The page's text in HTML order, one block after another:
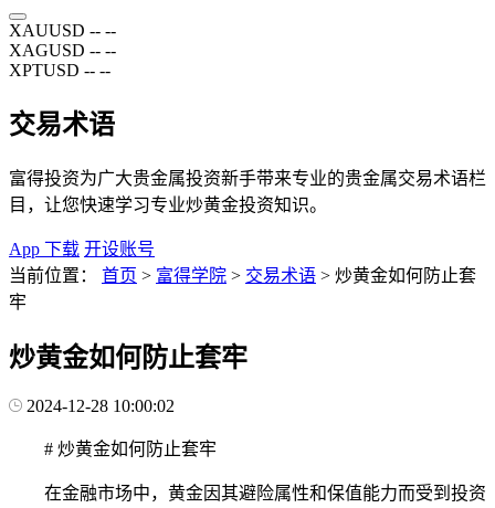
XAUUSD -- --
XAGUSD -- --
XPTUSD -- --
交易术语
富得投资为广大贵金属投资新手带来专业的贵金属交易术语栏
目，让您快速学习专业炒黄金投资知识。
App 下载 开设账号
当前位置：
首页 > 富得学院 > 交易术语 > 炒黄金如何防止套
牢
炒黄金如何防止套牢
2024-12-28 10:00:02
# 炒黄金如何防止套牢
在金融市场中，黄金因其避险属性和保值能力而受到投资